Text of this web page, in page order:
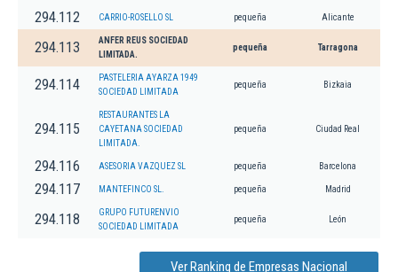
294.112 CARRIO-ROSELLO SL pequeña Alicante
294.113
ANFER REUS SOCIEDAD
LIMITADA.
pequeña Tarragona
294.114
PASTELERIA AYARZA 1949
SOCIEDAD LIMITADA
pequeña Bizkaia
294.115
RESTAURANTES LA
CAYETANA SOCIEDAD
LIMITADA.
pequeña Ciudad Real
294.116 ASESORIA VAZQUEZ SL pequeña Barcelona
294.117 MANTEFINCO SL. pequeña Madrid
294.118
GRUPO FUTURENVIO
SOCIEDAD LIMITADA
pequeña León
Ver Ranking de Empresas Nacional